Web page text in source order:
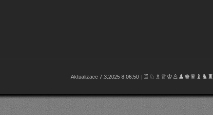
Aktualizace 7.3.2025 8:06:50 | ♖♘♗♕♔♙♟♚♛♝♞♜